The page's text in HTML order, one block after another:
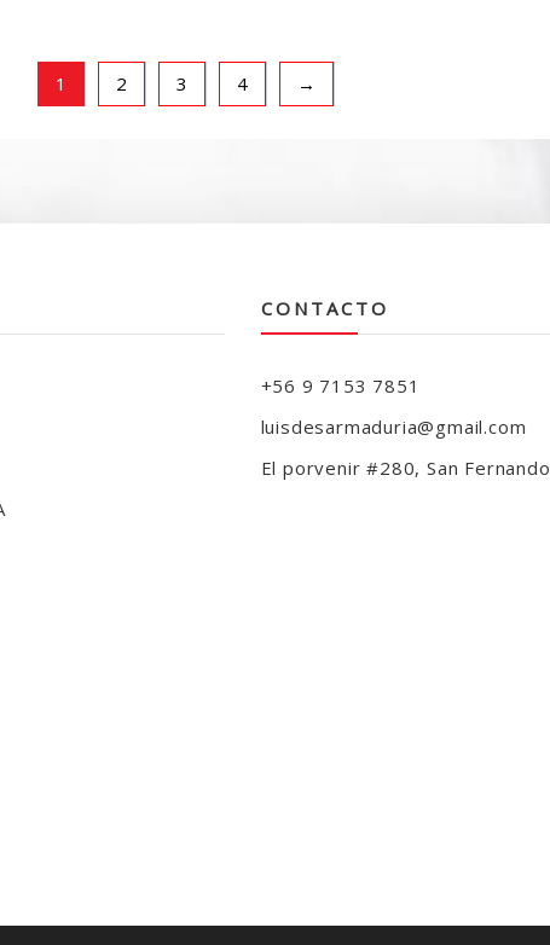
1 2 3 4 →
CONTACTO
+56 9 7153 7851
luisdesarmaduria@gmail.com
El porvenir #280, San Fernando